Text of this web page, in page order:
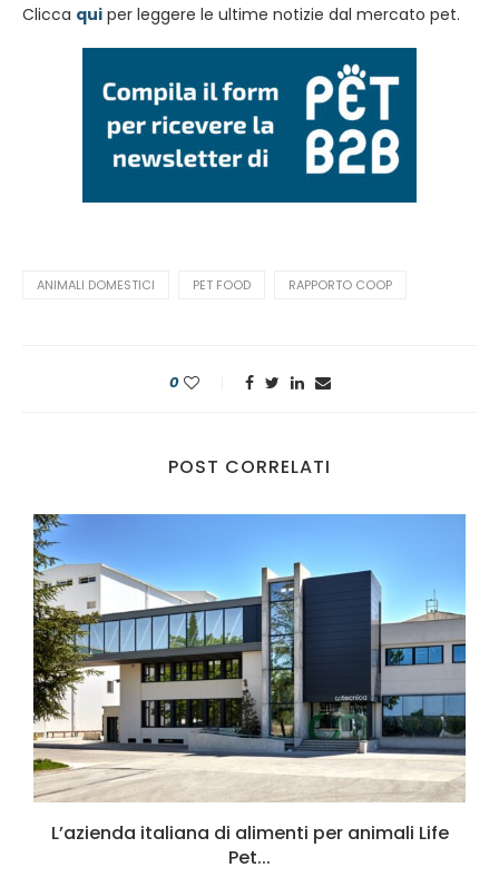
Clicca qui per leggere le ultime notizie dal mercato pet.
ANIMALI DOMESTICI PET FOOD RAPPORTO COOP
0
POST CORRELATI
L’azienda italiana di alimenti per animali Life
Pet...